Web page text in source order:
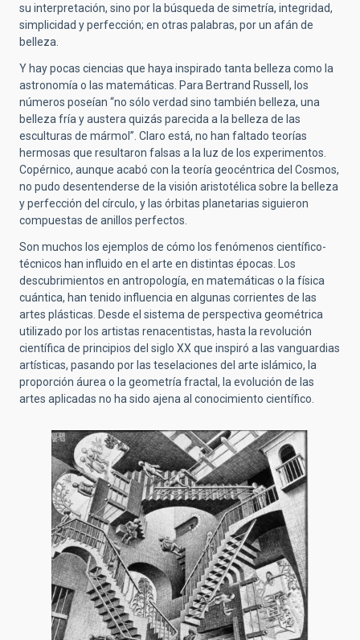
su interpretación, sino por la búsqueda de simetría, integridad,
simplicidad y perfección; en otras palabras, por un afán de
belleza.
Y hay pocas ciencias que haya inspirado tanta belleza como la
astronomía o las matemáticas. Para Bertrand Russell, los
números poseían “no sólo verdad sino también belleza, una
belleza fría y austera quizás parecida a la belleza de las
esculturas de mármol”. Claro está, no han faltado teorías
hermosas que resultaron falsas a la luz de los experimentos.
Copérnico, aunque acabó con la teoría geocéntrica del Cosmos,
no pudo desentenderse de la visión aristotélica sobre la belleza
y perfección del círculo, y las órbitas planetarias siguieron
compuestas de anillos perfectos.
Son muchos los ejemplos de cómo los fenómenos científico-
técnicos han influido en el arte en distintas épocas. Los
descubrimientos en antropología, en matemáticas o la física
cuántica, han tenido influencia en algunas corrientes de las
artes plásticas. Desde el sistema de perspectiva geométrica
utilizado por los artistas renacentistas, hasta la revolución
científica de principios del siglo XX que inspiró a las vanguardias
artísticas, pasando por las teselaciones del arte islámico, la
proporción áurea o la geometría fractal, la evolución de las
artes aplicadas no ha sido ajena al conocimiento científico.